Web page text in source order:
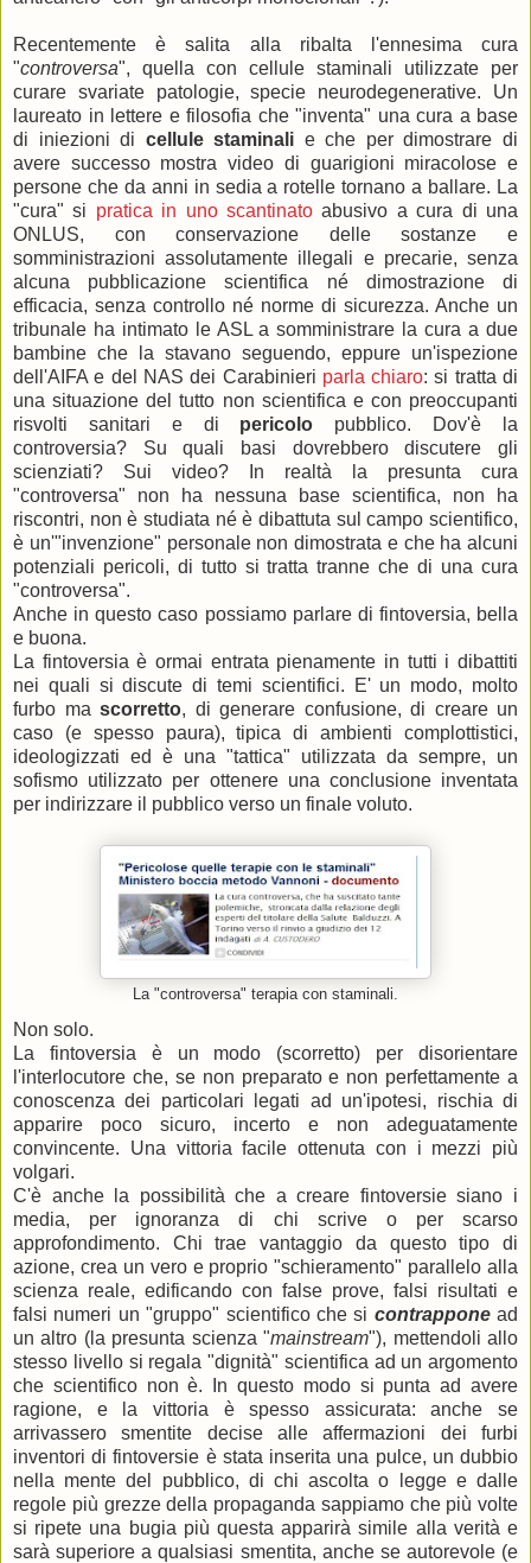
Recentemente è salita alla ribalta l'ennesima cura
"controversa", quella con cellule staminali utilizzate per
curare svariate patologie, specie neurodegenerative. Un
laureato in lettere e filosofia che "inventa" una cura a base
di iniezioni di cellule staminali e che per dimostrare di
avere successo mostra video di guarigioni miracolose e
persone che da anni in sedia a rotelle tornano a ballare. La
"cura" si pratica in uno scantinato abusivo a cura di una
ONLUS, con conservazione delle sostanze e
somministrazioni assolutamente illegali e precarie, senza
alcuna pubblicazione scientifica né dimostrazione di
efficacia, senza controllo né norme di sicurezza. Anche un
tribunale ha intimato le ASL a somministrare la cura a due
bambine che la stavano seguendo, eppure un'ispezione
dell'AIFA e del NAS dei Carabinieri parla chiaro: si tratta di
una situazione del tutto non scientifica e con preoccupanti
risvolti sanitari e di pericolo pubblico. Dov'è la
controversia? Su quali basi dovrebbero discutere gli
scienziati? Sui video? In realtà la presunta cura
"controversa" non ha nessuna base scientifica, non ha
riscontri, non è studiata né è dibattuta sul campo scientifico,
è un'"invenzione" personale non dimostrata e che ha alcuni
potenziali pericoli, di tutto si tratta tranne che di una cura
"controversa".
Anche in questo caso possiamo parlare di fintoversia, bella
e buona.
La fintoversia è ormai entrata pienamente in tutti i dibattiti
nei quali si discute di temi scientifici. E' un modo, molto
furbo ma scorretto, di generare confusione, di creare un
caso (e spesso paura), tipica di ambienti complottistici,
ideologizzati ed è una "tattica" utilizzata da sempre, un
sofismo utilizzato per ottenere una conclusione inventata
per indirizzare il pubblico verso un finale voluto.
La "controversa" terapia con staminali.
Non solo.
La fintoversia è un modo (scorretto) per disorientare
l'interlocutore che, se non preparato e non perfettamente a
conoscenza dei particolari legati ad un'ipotesi, rischia di
apparire poco sicuro, incerto e non adeguatamente
convincente. Una vittoria facile ottenuta con i mezzi più
volgari.
C'è anche la possibilità che a creare fintoversie siano i
media, per ignoranza di chi scrive o per scarso
approfondimento. Chi trae vantaggio da questo tipo di
azione, crea un vero e proprio "schieramento" parallelo alla
scienza reale, edificando con false prove, falsi risultati e
falsi numeri un "gruppo" scientifico che si contrappone ad
un altro (la presunta scienza "mainstream"), mettendoli allo
stesso livello si regala "dignità" scientifica ad un argomento
che scientifico non è. In questo modo si punta ad avere
ragione, e la vittoria è spesso assicurata: anche se
arrivassero smentite decise alle affermazioni dei furbi
inventori di fintoversie è stata inserita una pulce, un dubbio
nella mente del pubblico, di chi ascolta o legge e dalle
regole più grezze della propaganda sappiamo che più volte
si ripete una bugia più questa apparirà simile alla verità e
sarà superiore a qualsiasi smentita, anche se autorevole (e